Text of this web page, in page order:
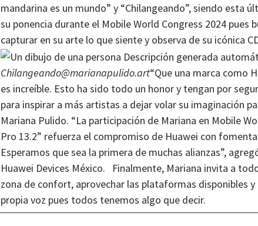
mandarina es un mundo” y “Chilangeando”, siendo esta
su ponencia durante el Mobile World Congress 2024 pues
capturar en su arte lo que siente y observa de su icónica
Chilangeando@marianapulido.art“Que una marca como
es increíble. Esto ha sido todo un honor y tengan por
para inspirar a más artistas a dejar volar su imaginación
Mariana Pulido. “La participación de Mariana en Mobile
Pro 13.2” refuerza el compromiso de Huawei con
Esperamos que sea la primera de muchas alianzas”,
Huawei Devices México. Finalmente, Mariana invita a
zona de confort, aprovechar las plataformas disponibles
propia voz pues todos tenemos algo que decir.